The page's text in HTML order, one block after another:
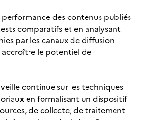
des contenus publiés
comparatifs et en analysant
par les canaux de diffusion
accroître le potentiel de
veille continue sur les techniques
xen formalisant un dispositif
de collecte, de traitement